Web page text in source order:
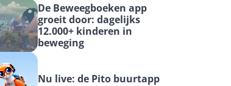
De Beweegboeken app
groeit door: dagelijks
12.000+ kinderen in
beweging
Nu live: de Pito buurtapp